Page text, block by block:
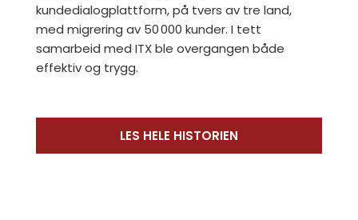
kundedialogplattform, på tvers av tre land,
med migrering av 50 000 kunder. I tett
samarbeid med ITX ble overgangen både
effektiv og trygg.
LES HELE HISTORIEN